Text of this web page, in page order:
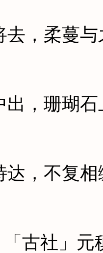
柔蔓与
珊瑚石
不复相
古社」元